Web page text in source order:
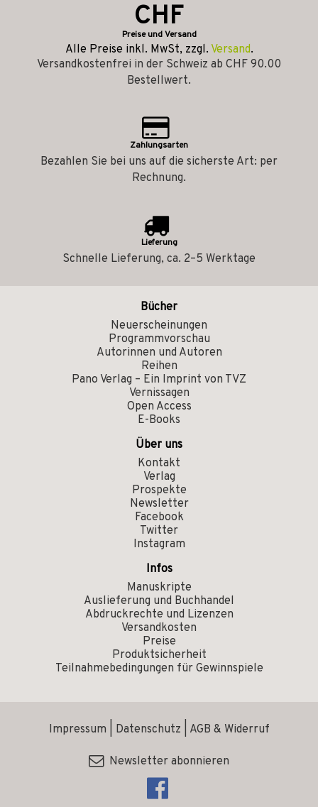
CHF
Preise und Versand
Alle Preise inkl. MwSt, zzgl. Versand.
Versandkostenfrei in der Schweiz ab CHF 90.00
Bestellwert.
Zahlungsarten
Bezahlen Sie bei uns auf die sicherste Art: per
Rechnung.
Lieferung
Schnelle Lieferung, ca. 2–5 Werktage
Bücher
Neuerscheinungen
Programmvorschau
Autorinnen und Autoren
Reihen
Pano Verlag – Ein Imprint von TVZ
Vernissagen
Open Access
E-Books
Über uns
Kontakt
Verlag
Prospekte
Newsletter
Facebook
Twitter
Instagram
Infos
Manuskripte
Auslieferung und Buchhandel
Abdruckrechte und Lizenzen
Versandkosten
Preise
Produktsicherheit
Teilnahmebedingungen für Gewinnspiele
Impressum Datenschutz AGB & Widerruf
Newsletter abonnieren